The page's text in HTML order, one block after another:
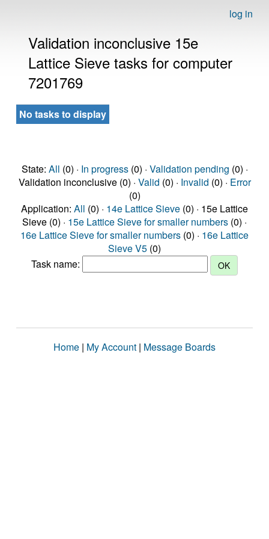
log in
Validation inconclusive 15e
Lattice Sieve tasks for computer
7201769
No tasks to display
State: All (0) · In progress(0) · Validation pending (0) ·
Validation inconclusive (0) · Valid (0) · Invalid (0) · Error
(0)
Application: All (0) · 14e Lattice Sieve (0) · 15e Lattice
Sieve (0) · 15e Lattice Sieve for smaller numbers (0) ·
16e Lattice Sieve for smaller numbers (0) · 16e Lattice
Sieve V5 (0)
Task name:
Home | My Account | Message Boards